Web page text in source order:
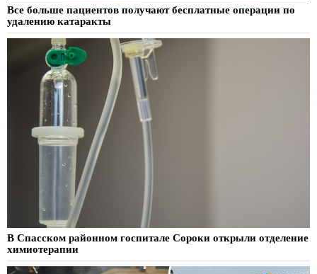
Все больше пациентов получают бесплатные операции по
удалению катаракты
В Спасском районном госпитале Сороки открыли отделение
химиотерапии